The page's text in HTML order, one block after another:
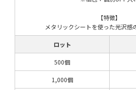
【特徴】
メタリックシートを使った光沢感
ロット
500個
1,000個